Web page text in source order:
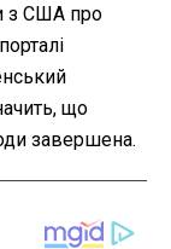
з США про
що
завершена.